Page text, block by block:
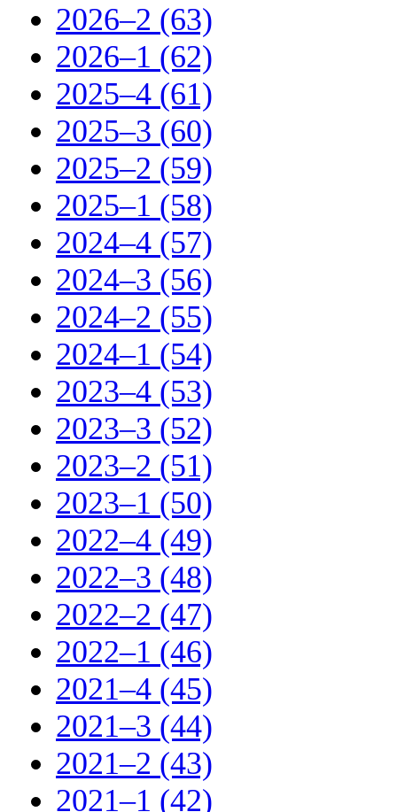
2026–2 (63)
2026–1 (62)
2025–4 (61)
2025–3 (60)
2025–2 (59)
2025–1 (58)
2024–4 (57)
2024–3 (56)
2024–2 (55)
2024–1 (54)
2023–4 (53)
2023–3 (52)
2023–2 (51)
2023–1 (50)
2022–4 (49)
2022–3 (48)
2022–2 (47)
2022–1 (46)
2021–4 (45)
2021–3 (44)
2021–2 (43)
2021–1 (42)